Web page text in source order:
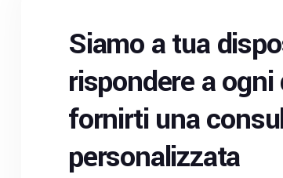
Siamo a tua
rispondere a
fornirti una
personalizzata